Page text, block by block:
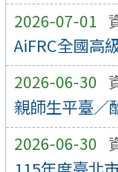
2026-07-01
AiFRC全國高
2026-06-30
親師生平臺／
2026-06-30